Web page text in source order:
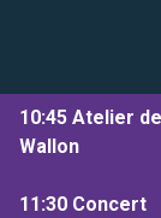
10:45 Atelier
Wallon
11:30 Concert